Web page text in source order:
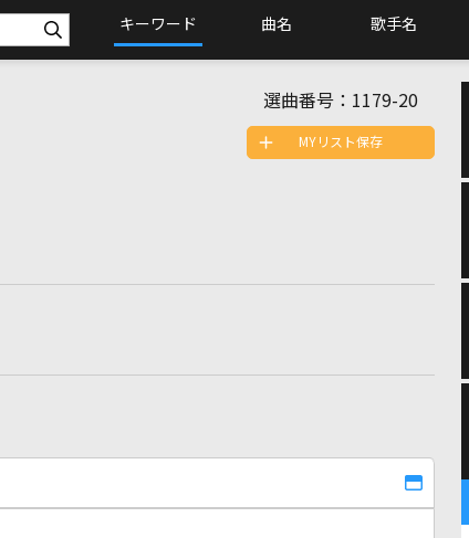
キーワード 曲名 歌手名
選曲番号： 1179-20
MYリスト保存